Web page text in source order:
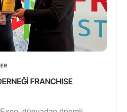
FRANCHISE